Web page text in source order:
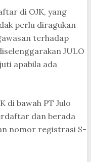
di OJK, yang
perlu diragukan
terhadap
JULO
apabila ada
di bawah PT Julo
dan berada
nomor registrasi S-